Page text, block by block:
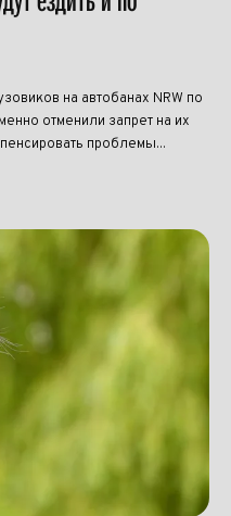
на автобанах NRW по
отменили запрет на их
проблемы...